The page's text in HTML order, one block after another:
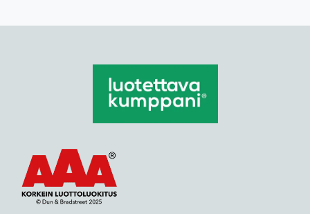
sivulla.
muunnelma.
Voit
tehdä
valinnat